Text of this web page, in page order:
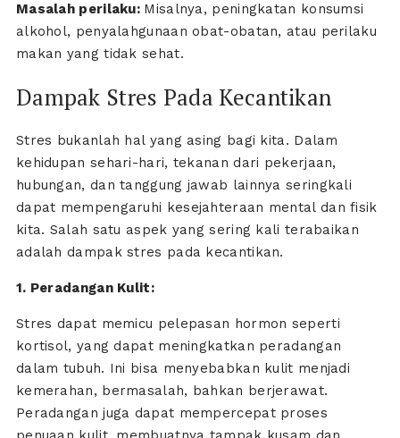
Masalah perilaku: Misalnya, peningkatan konsumsi
alkohol, penyalahgunaan obat-obatan, atau perilaku
makan yang tidak sehat.
Dampak Stres Pada Kecantikan
Stres bukanlah hal yang asing bagi kita. Dalam
kehidupan sehari-hari, tekanan dari pekerjaan,
hubungan, dan tanggung jawab lainnya seringkali
dapat mempengaruhi kesejahteraan mental dan fisik
kita. Salah satu aspek yang sering kali terabaikan
adalah dampak stres pada kecantikan.
1. Peradangan Kulit:
Stres dapat memicu pelepasan hormon seperti
kortisol, yang dapat meningkatkan peradangan
dalam tubuh. Ini bisa menyebabkan kulit menjadi
kemerahan, bermasalah, bahkan berjerawat.
Peradangan juga dapat mempercepat proses